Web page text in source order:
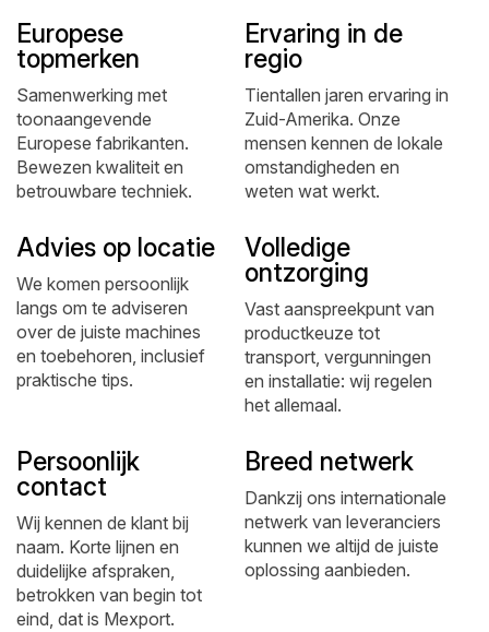
Europese
topmerken
Samenwerking met
toonaangevende
Europese fabrikanten.
Bewezen kwaliteit en
betrouwbare techniek.
Ervaring in de
regio
Tientallen jaren ervaring in
Zuid-Amerika. Onze
mensen kennen de lokale
omstandigheden en
weten wat werkt.
Advies op locatie
We komen persoonlijk
langs om te adviseren
over de juiste machines
en toebehoren, inclusief
praktische tips.
Volledige
ontzorging
Vast aanspreekpunt van
productkeuze tot
transport, vergunningen
en installatie: wij regelen
het allemaal.
Persoonlijk
contact
Wij kennen de klant bij
naam. Korte lijnen en
duidelijke afspraken,
betrokken van begin tot
eind, dat is Mexport.
Breed netwerk
Dankzij ons internationale
netwerk van leveranciers
kunnen we altijd de juiste
oplossing aanbieden.